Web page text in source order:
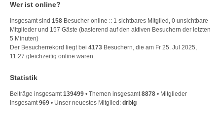
Wer ist online?
Insgesamt sind 158 Besucher online :: 1 sichtbares Mitglied, 0 unsichtbare
Mitglieder und 157 Gäste (basierend auf den aktiven Besuchern der letzten
5 Minuten)
Der Besucherrekord liegt bei 4173 Besuchern, die am Fr 25. Jul 2025,
11:27 gleichzeitig online waren.
Statistik
Beiträge insgesamt139499 • Themen insgesamt8878 • Mitglieder
insgesamt969 • Unser neuestes Mitglied: drbig